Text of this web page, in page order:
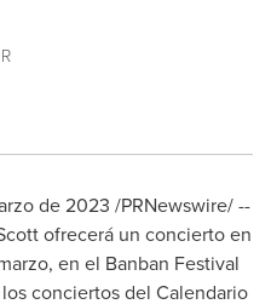
de 2023 /PRNewswire/ --
ofrecerá un concierto en
en el Banban Festival
conciertos del Calendario